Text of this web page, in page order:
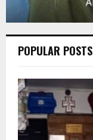
POPULAR POSTS